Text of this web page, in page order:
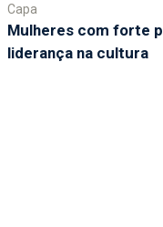
Capa
Mulheres com forte
liderança na cultura